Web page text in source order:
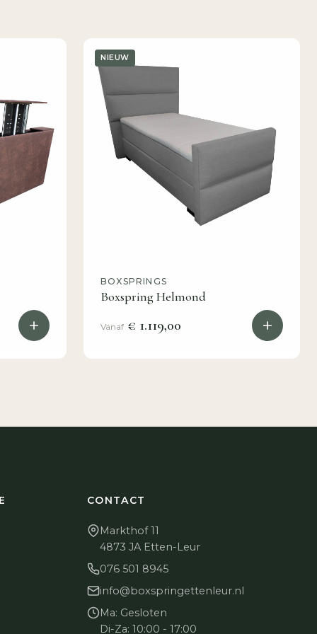
NIEUW
BOXSPRINGS
Boxspring Helmond
Vanaf € 1.119,00
CONTACT
Markthof 11
4873 JA Etten-Leur
076 501 8945
info@boxspringettenleur.nl
Ma: Gesloten
Di-Za: 10:00 - 17:00